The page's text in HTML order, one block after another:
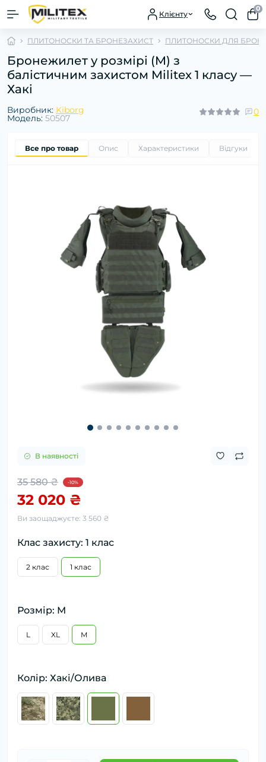
Клієнту
0
ПЛИТОНОСКИ ТА БРОНЕЗАХИСТ ПЛИТОНОСКИ ДЛЯ
Бронежилет у розмірі (M) з
балістичним захистом Militex 1 класу —
Хакі
Виробник: Kiborg
Модель: 50507
0
Все про товар Опис Характеристики Відгуки
В наявності
35 580 ₴ -10%
32 020 ₴
Ви заощаджуєте: 3 560 ₴
Клас захисту: 1 клас
2 клас 1 клас
Розмір: M
L XL M
Колір: Хакі/Олива